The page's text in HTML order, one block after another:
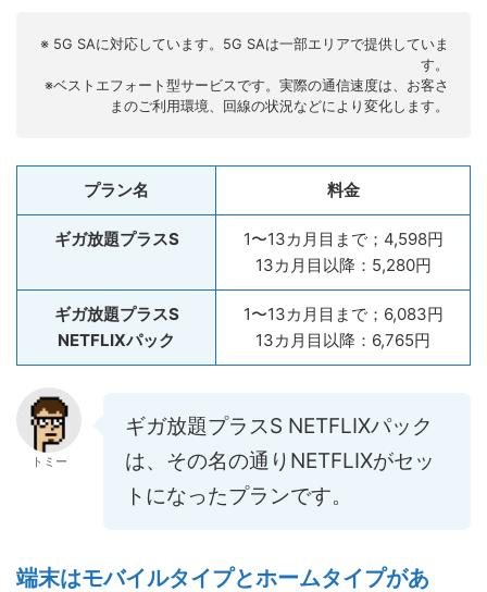
※ 5G SAに対応しています。5G SAは一部エリアで提供していま
す。
※ベストエフォート型サービスです。実際の通信速度は、お客さ
まのご利用環境、回線の状況などにより変化します。
プラン名 料金
ギガ放題プラスS
1〜13カ月目まで；4,598円
13カ月目以降：5,280円
ギガ放題プラスS
NETFLIXパック
1〜13カ月目まで；6,083円
13カ月目以降：6,765円
トミー
ギガ放題プラスS NETFLIXパック
は、その名の通りNETFLIXがセッ
トになったプランです。
端末はモバイルタイプとホームタイプがあ